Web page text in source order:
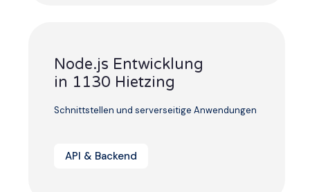
Node.js Entwicklung
in 1130 Hietzing
Schnittstellen und serverseitige Anwendungen
API & Backend